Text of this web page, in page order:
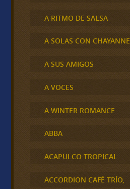
A RITMO DE SALSA
A SOLAS CON CHAYANNE
A SUS AMIGOS
A VOCES
A WINTER ROMANCE
ABBA
ACAPULCO TROPICAL
ACCORDION CAFÉ TRÍO,